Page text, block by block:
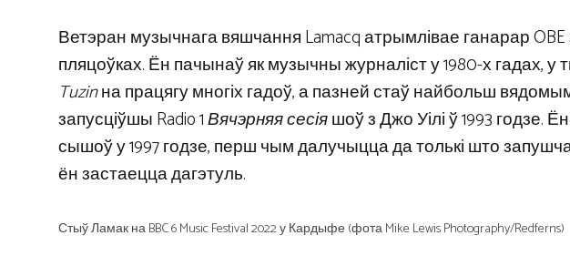
Ветэран музычнага вяшчання Lamacq атрымлівае ганарар OBE
пляцоўках. Ён пачынаў як музычны журналіст у 1980-х гадах, у
Tuzinна працягу многіх гадоў, а пазней стаў найбольш
запусціўшы Radio 1Вячэрняя сесіяшоў з Джо Уілі ў 1993 годзе.
сышоў у 1997 годзе, перш чым далучыцца да толькі што
ён застаецца дагэтуль.
Стыў Ламак на BBC 6 Music Festival 2022 у Кардыфе (фота Mike Lewis Photography/Redferns)